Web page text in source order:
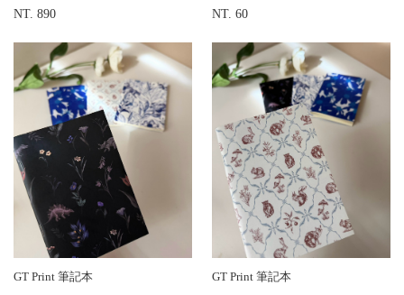
NT. 890 NT. 60
GT Print 筆記本 GT Print 筆記本